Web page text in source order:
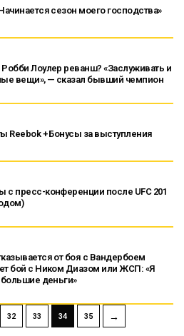
сезон моего господства»
Лоулер реванш? «Заслуживать и
вещи», — сказал бывший чемпион
Reebok + Бонусы за выступления
с пресс-конференции после UFC 201
от боя с Вандербоем
бой с Ником Диазом или ЖСП: «Я
большие деньги»
32 33 34 35 →